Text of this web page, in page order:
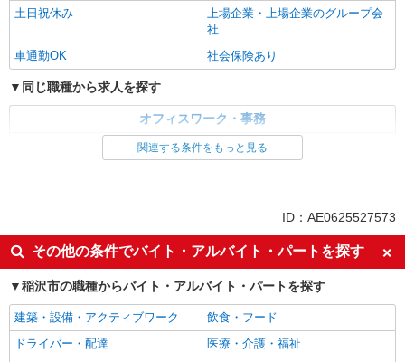
土日祝休み
上場企業・上場企業のグループ会
社
車通勤OK
社会保険あり
同じ職種から求人を探す
オフィスワーク・事務
上場企業・上場企業のグループ会
社
車通勤OK
社会保険あり
関連する条件をもっと見る
ID：AE0625527573
その他の条件でバイト・アルバイト・パートを探す
稲沢市の職種からバイト・アルバイト・パートを探す
建築・設備・アクティブワーク
飲食・フード
ドライバー・配達
医療・介護・福祉